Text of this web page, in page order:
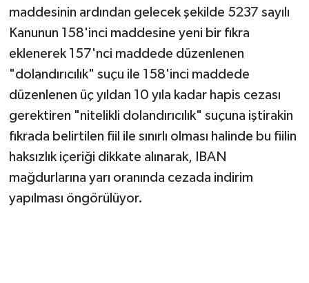
maddesinin ardından gelecek şekilde 5237 sayılı
Kanunun 158'inci maddesine yeni bir fıkra
eklenerek 157'nci maddede düzenlenen
"dolandırıcılık" suçu ile 158'inci maddede
düzenlenen üç yıldan 10 yıla kadar hapis cezası
gerektiren "nitelikli dolandırıcılık" suçuna iştirakin
fıkrada belirtilen fiil ile sınırlı olması halinde bu fiilin
haksızlık içeriği dikkate alınarak, IBAN
mağdurlarına yarı oranında cezada indirim
yapılması öngörülüyor.